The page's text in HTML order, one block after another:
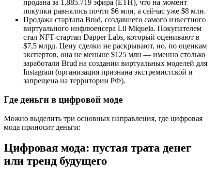
продана за 1,885.719 эфира (ETH), что на момент
покупки равнялось почти $6 млн, а сейчас уже $8 млн.
Продажа стартапа Brud, создавшего самого известного
виртуального инфлюенсера Lil Miquela. Покупателем
стал NFT-стартап Dapper Labs, который оценивают в
$7,5 млрд. Цену сделки не раскрывают, но, по оценкам
экспертов, она не меньше $125 млн — именно столько
заработали Brud на создании виртуальных моделей для
Instagram (организация признана экстремистской и
запрещена на территории РФ).
Где деньги в цифровой моде
Можно выделить три основных направления, где цифровая
мода приносит деньги:
Цифровая мода: пустая трата денег
или тренд будущего